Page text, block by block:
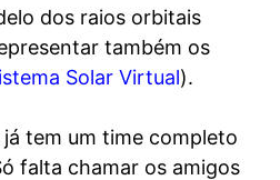
dos raios orbitais
também os
Solar Virtual).
tem um time completo
falta chamar os amigos